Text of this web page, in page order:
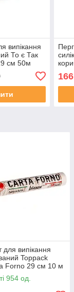
випікання
То є Так
см 50м
166
для випікання
Toppack
Forno 29 см 10 м
954 од.